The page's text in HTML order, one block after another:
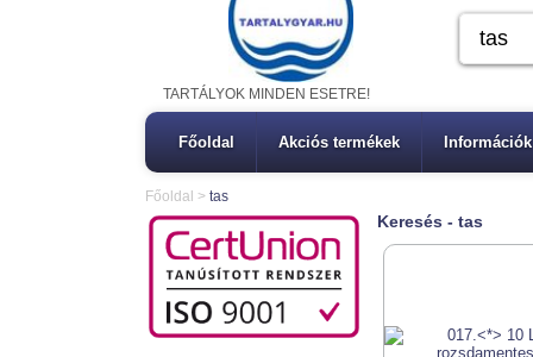
TARTÁLYOK MINDEN ESETRE!
Főoldal Akciós termékek Információk
Főoldal > tas
Keresés - tas